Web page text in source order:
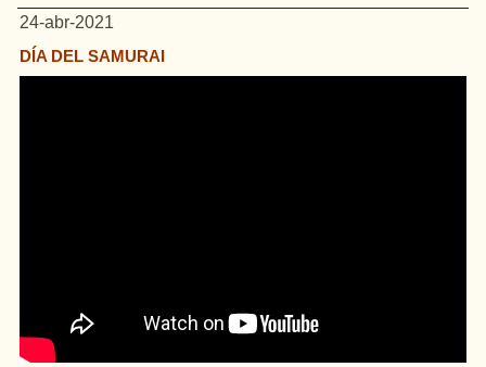
24-abr-2021
DÍA DEL SAMURAI